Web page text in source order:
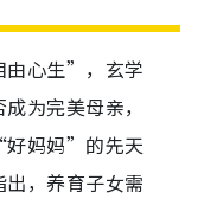
由心生”，玄学
为完美母亲，
好妈妈”的先天
，养育子女需